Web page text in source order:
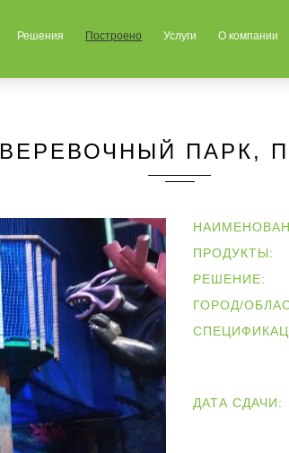
Решения Построено Услуги О компании
ВЕРЕВОЧНЫЙ ПАРК,
ПРОДУКТЫ:
РЕШЕНИЕ:
ГОРОД/
ДАТА СДАЧИ: